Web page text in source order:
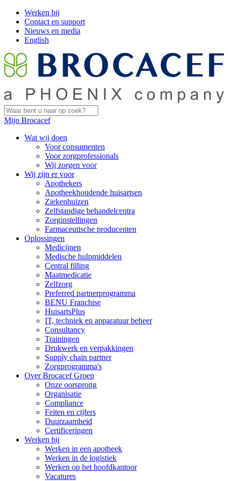
Werken bij
Contact en support
Nieuws en media
English
Mijn Brocacef
Wat wij doen
Voor consumenten
Voor zorgprofessionals
Wij zorgen voor
Wij zijn er voor
Apothekers
Apotheekhoudende huisartsen
Ziekenhuizen
Zelfstandige behandelcentra
Zorginstellingen
Farmaceutische producenten
Oplossingen
Medicijnen
Medische hulpmiddelen
Central filling
Maatmedicatie
Zelfzorg
Preferred partnerprogramma
BENU Franchise
HuisartsPlus
IT, techniek en apparatuur beheer
Consultancy
Trainingen
Drukwerk en verpakkingen
Supply chain partner
Zorgprogramma's
Over Brocacef Groep
Onze oorsprong
Organisatie
Compliance
Feiten en cijfers
Duurzaamheid
Certificeringen
Werken bij
Werken in een apotheek
Werken in de logistiek
Werken op het hoofdkantoor
Vacatures